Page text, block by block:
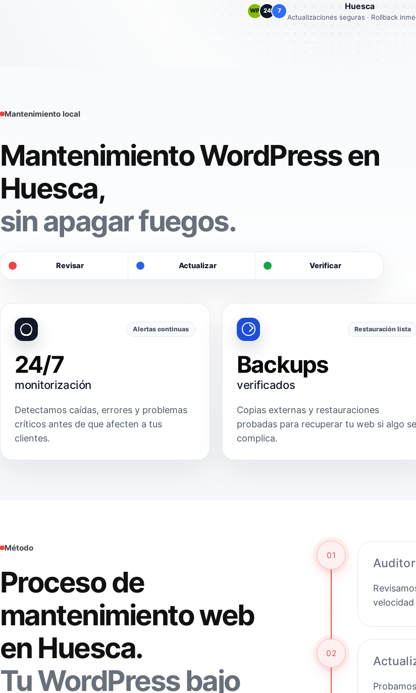
WP 24 7 Huesca
Actualizaciones seguras · Rollback
Mantenimiento local
Mantenimiento WordPress en
Huesca,
sin apagar fuegos.
Revisar Actualizar Verificar
Alertas continuas
24/7
monitorización
Detectamos caídas, errores y problemas
críticos antes de que afecten a tus
clientes.
Restauración lista
Backups
verificados
Copias externas y restauraciones
probadas para recuperar tu web si algo se
complica.
Método
Proceso de
mantenimiento web
en Huesca.
Tu WordPress bajo
01
02